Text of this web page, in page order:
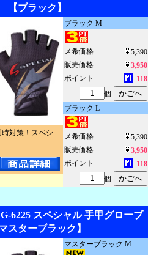
【ブラック】
対策！スペシ
ブラック M
メ希価格
5,390
販売価格
3,950
ポイント
118
個
ブラック L
メ希価格
5,390
販売価格
3,950
ポイント
118
個
6225 スペシャル 手甲グローブ
マスターブラック】
マスターブラック M